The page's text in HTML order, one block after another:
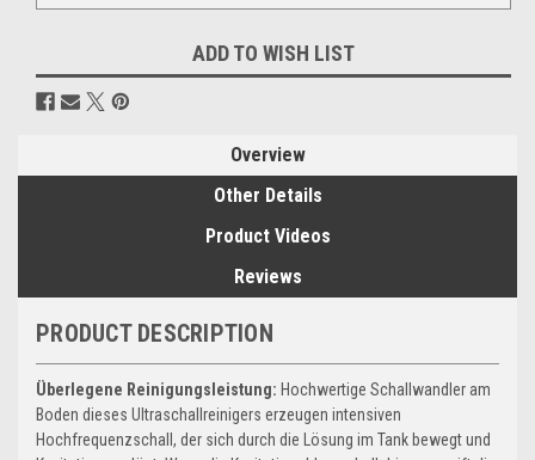
ADD TO WISH LIST
Overview
Other Details
Product Videos
Reviews
PRODUCT DESCRIPTION
Überlegene Reinigungsleistung: Hochwertige Schallwandler am
Boden dieses Ultraschallreinigers erzeugen intensiven
Hochfrequenzschall, der sich durch die Lösung im Tank bewegt und